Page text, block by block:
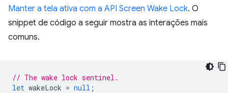
Manter a tela ativa com a API Screen Wake Lock. O
snippet de código a seguir mostra as interações mais
comuns.
// The wake lock sentinel.
let wakeLock = null ;